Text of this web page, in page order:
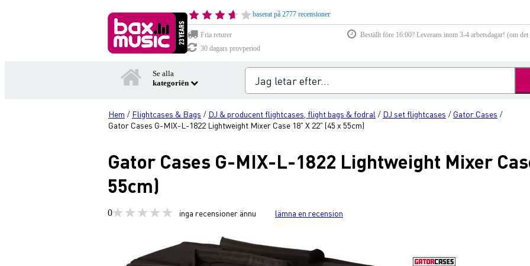
baserat på 2777 recensioner
Fria returer
Beställt före 16:00? Leverans inom 3-4 arbetsdagar! (om
30 dagars provperiod
Se alla
kategoriën
Hem / Flightcases & Bags / DJ & producent flightcases, flight bags & fodral / DJ set flightcases / Gator Cases /
Gator Cases G-MIX-L-1822 Lightweight Mixer Case 18" X 22" (45 x 55cm)
Gator Cases G-MIX-L-1822 Lightweight Mixer
55cm)
0 inga recensioner ännu lämna en recension